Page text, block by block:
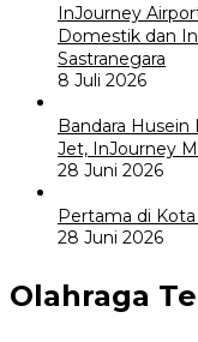
InJourney
Domestik dan
Sastranegara
8 Juli 2026
Bandara
Jet, InJourney
28 Juni 2026
Pertama di
28 Juni 2026
Olahraga